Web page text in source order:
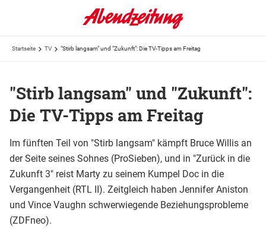
Startseite TV "Stirb langsam" und "Zukunft": Die TV-Tipps am Freitag
"Stirb langsam" und "Zukunft":
Die TV-Tipps am Freitag
Im fünften Teil von "Stirb langsam" kämpft Bruce Willis an
der Seite seines Sohnes (ProSieben), und in "Zurück in die
Zukunft 3" reist Marty zu seinem Kumpel Doc in die
Vergangenheit (RTL II). Zeitgleich haben Jennifer Aniston
und Vince Vaughn schwerwiegende Beziehungsprobleme
(ZDFneo).